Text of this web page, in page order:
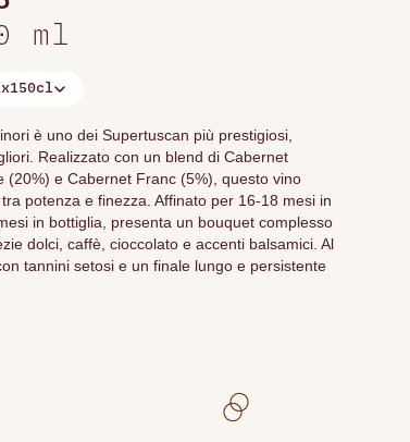
ml
è uno dei Supertuscan più prestigiosi,
Realizzato con un blend di Cabernet
(20%) e Cabernet Franc (5%), questo vino
potenza e finezza. Affinato per 16-18 mesi in
in bottiglia, presenta un bouquet complesso
dolci, caffè, cioccolato e accenti balsamici. Al
tannini setosi e un finale lungo e persistente